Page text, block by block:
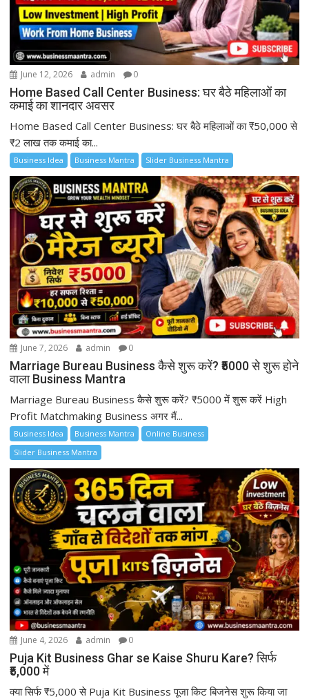
June 12, 2026 admin 0
Home Based Call Center Business: घर बैठे महिलाओं का
कमाई का शानदार अवसर
Home Based Call Center Business: घर बैठे महिलाओं का ₹50,000 से
₹2 लाख तक कमाई का...
Business Idea Business Mantra Slider Business Mantra
June 7, 2026 admin 0
Marriage Bureau Business कैसे शुरू करें? ₹5000 से शुरू होने
वाला Business Mantra
Marriage Bureau Business कैसे शुरू करें? ₹5000 में शुरू करें High
Profit Matchmaking Business अगर मैं...
Business Idea Business Mantra
Online Business
Slider Business Mantra
June 4, 2026 admin 0
Puja Kit Business Ghar se Kaise Shuru Kare? सिर्फ
₹5,000 में
क्या सिर्फ ₹5,000 से Puja Kit Business पूजा किट बिजनेस शुरू किया जा